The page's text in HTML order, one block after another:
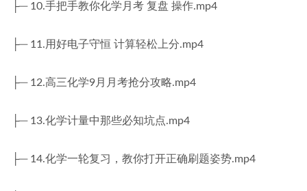
├─ 10.手把手教你化学月考 复盘 操作.mp4
├─ 11.用好电子守恒 计算轻松上分.mp4
├─ 12.高三化学9月月考抢分攻略.mp4
├─ 13.化学计量中那些必知坑点.mp4
├─ 14.化学一轮复习，教你打开正确刷题姿势.mp4